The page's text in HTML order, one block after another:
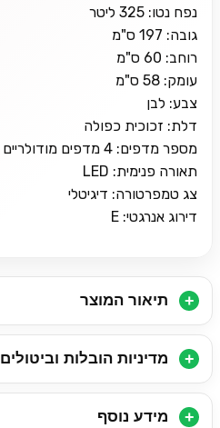
נפח נטו: 325 ליטר
גובה: 197 ס"מ
רוחב: 60 ס"מ
עומק: 58 ס"מ
צבע: לבן
דלת: זכוכית כפולה
מספר מדפים: 4 מדפים מודולריים
תאורה פנימית: LED
צג טמפרטורה: דיגיטלי
דירוג אנרגטי: E
תיאור המוצר
מדיניות הובלות וביטולים
מידע נוסף